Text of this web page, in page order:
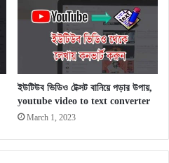
ইউটিউব ভিডিও টেক্সট বানিয়ে পড়ার উপায়,
youtube video to text converter
March 1, 2023